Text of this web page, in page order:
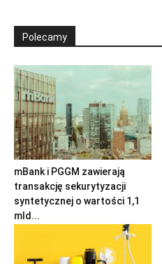
Polecamy
mBank i PGGM zawierają
transakcję sekurytyzacji
syntetycznej o wartości 1,1
mld...